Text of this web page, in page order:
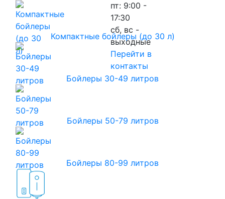
пт: 9:00 -
17:30
сб, вс -
выходные
Перейти в
контакты
Компактные бойлеры (до 30 л)
Бойлеры 30-49 литров
Бойлеры 50-79 литров
Бойлеры 80-99 литров